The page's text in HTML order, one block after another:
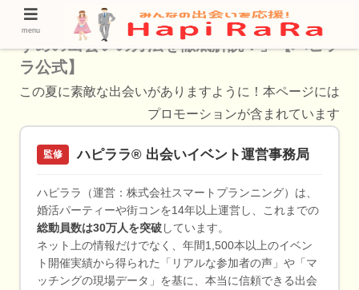
「桃山台で出会いを探すなら！使うべきおす
すめの出会いの方法を徹底解説！」【ハピラ
ラ公式】
この夏に素敵な出会いがありますように！本ページには
プロモーションが含まれています
監修 ハピララ® 出会いイベント運営事務局
ハピララ（運営：株式会社スマートプランニング）は、
婚活パーティーや街コンを14年以上運営し、これまでの
総動員数は30万人を突破 しています。
ネット上の情報だけでなく、年間1,500本以上のイベン
ト開催実績から得られた「リアルな参加者の声」や「マ
ッチングの現場データ」を基に、本当に信頼できる出会
menu